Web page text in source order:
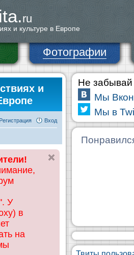
ru
и культуре в Европе
Фотографии
и
Вход
Регистрация
У
в
на
Не забывай
Мы
Мы в